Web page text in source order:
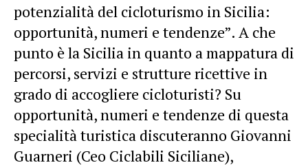
potenzialità del cicloturismo in Sicilia:
opportunità, numeri e tendenze”. A che
punto è la Sicilia in quanto a mappatura di
percorsi, servizi e strutture ricettive in
grado di accogliere cicloturisti? Su
opportunità, numeri e tendenze di questa
specialità turistica discuteranno Giovanni
Guarneri (Ceo Ciclabili Siciliane),